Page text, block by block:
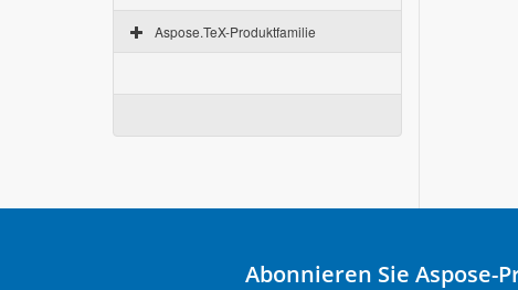
Aspose.TeX-Produktfamilie
Abonnieren Sie Aspose-